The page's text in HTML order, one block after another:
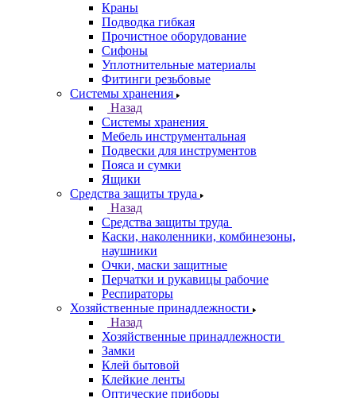
Краны
Подводка гибкая
Прочистное оборудование
Сифоны
Уплотнительные материалы
Фитинги резьбовые
Системы хранения
Назад
Системы хранения
Мебель инструментальная
Подвески для инструментов
Пояса и сумки
Ящики
Средства защиты труда
Назад
Средства защиты труда
Каски, наколенники, комбинезоны,
наушники
Очки, маски защитные
Перчатки и рукавицы рабочие
Респираторы
Хозяйственные принадлежности
Назад
Хозяйственные принадлежности
Замки
Клей бытовой
Клейкие ленты
Оптические приборы